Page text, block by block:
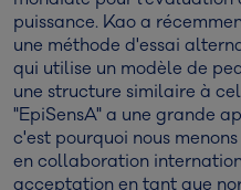
puissance. Kao a
une méthode d'essai
qui utilise un modèle de
une structure similaire à
"EpiSensA" a une grande
c'est pourquoi nous
en collaboration
acceptation en tant que